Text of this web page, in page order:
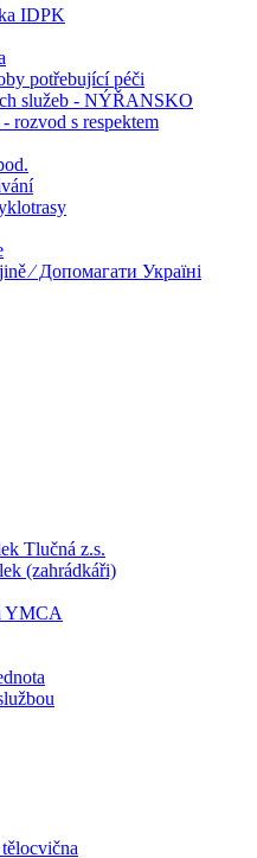
IDPK
potřebující péči
služeb - NÝŘANSKO
rozvod s respektem
⁄ Допомагати Україні
Tlučná z.s.
(zahrádkáři)
YMCA